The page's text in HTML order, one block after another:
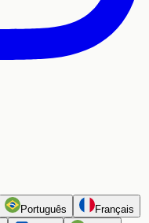
Português
Français